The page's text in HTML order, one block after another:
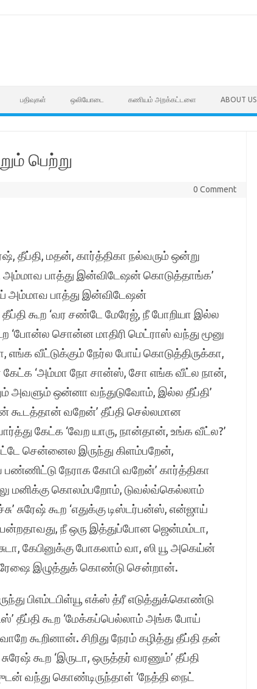
பதிவுகள் ஒலியோடை கணியம் அறக்கட்டளை ABOUT US
பெற்று
0 Comment
தீப்தி, மதன், கார்த்திகா நல்வரும் ஒன்று
அம்மாவ பாத்து இன்விடேஷன் கொடுத்தாங்க’
அம்மாவ பாத்து இன்விடேஷன்
கூற ‘வர சண்டே மேரேஜ், நீ போறியா இல்ல
‘போன்ல சொன்ன மாதிரி மெட்ராஸ் வந்து மூனு
எங்க வீட்டுக்கும் நேர்ல போய் கொடுத்திருக்கா,
கேட்க ‘அம்மா நோ சான்ஸ், சோ எங்க வீட்ல நான்,
அவளும் ஒன்னா வந்துடுவோம், இல்ல தீப்தி’
உன் கூடத்தான் வறேன்’ தீப்தி செல்லமான
கேட்க ‘வேற யாரு, நான்தான், உங்க வீட்ல?’
சென்னைல இருந்து கிளம்பறேன்,
நேராக கோபி வறேன்’ கார்த்திகா
மனிக்கு கொலம்பறோம், டுவல்வ்கெல்லாம்
சுரேஷ் கூற ‘எதுக்கு டிஸ்டர்பன்ஸ், என்ஜாய்
பன்றதாவது, நீ ஒரு இத்துப்போன ஜென்மம்டா,
கேபினுக்கு போகலாம் வா, ஸி யூ அகெய்ன்
இழுத்துக் கொண்டு சென்றான்.
பிஎம்டபிள்யூ எக்ஸ் த்ரீ எடுத்துக்கொண்டு
தீப்தி கூற ‘மேக்கப்பெல்லாம் அங்க போய்
கூறினான். சிறிது நேரம் கழித்து தீப்தி தன்
கூற ‘இருடா, ஒருத்தர் வரணும்’ தீப்தி
வந்து கொண்டிருந்தாள் ‘நேத்தி நைட்